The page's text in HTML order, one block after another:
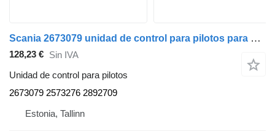
Scania 2673079 unidad de control para pilotos para Scania L,P,G,R,S-series (2016-) cabeza tractora
128,23 € Sin IVA
Unidad de control para pilotos
2673079 2573276 2892709
Estonia, Tallinn